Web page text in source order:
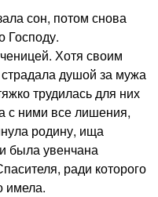
сон, потом снова
Господу.
Хотя своим
душой за мужа
трудилась для них
с ними все лишения,
родину, ища
была увенчана
ради которого
имела.